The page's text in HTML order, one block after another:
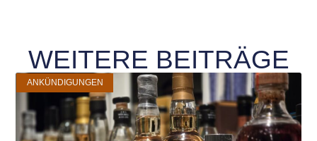
WEITERE BEITRÄGE
ANKÜNDIGUNGEN